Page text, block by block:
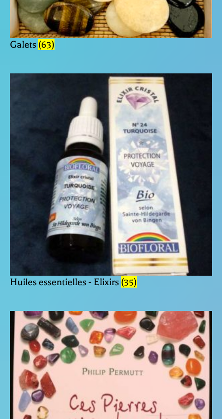
Galets (63)
Huiles essentielles - Elixirs (35)